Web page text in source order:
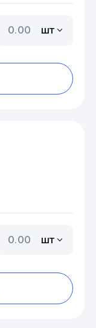
шт
шт